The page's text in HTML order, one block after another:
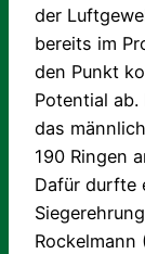
der
bereits im
den Punkt
Potential
das
190 Ringen
Dafür durfte
Rockelmann